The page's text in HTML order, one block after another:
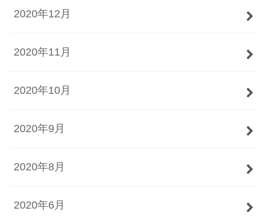
2020年12月
2020年11月
2020年10月
2020年9月
2020年8月
2020年6月